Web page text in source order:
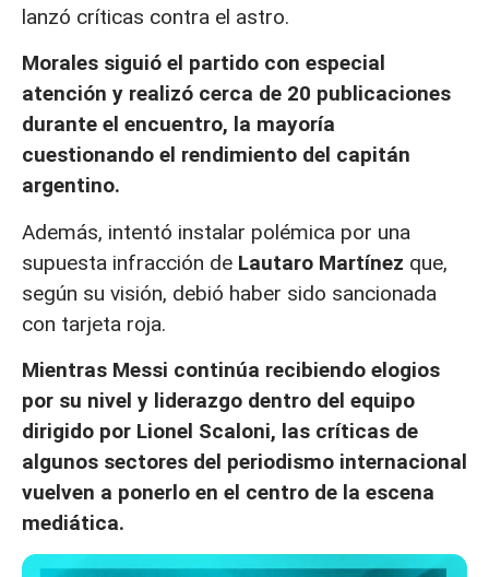
lanzó críticas contra el astro.
Morales siguió el partido con especial
atención y realizó cerca de 20 publicaciones
durante el encuentro, la mayoría
cuestionando el rendimiento del capitán
argentino.
Además, intentó instalar polémica por una
supuesta infracción de Lautaro Martínez que,
según su visión, debió haber sido sancionada
con tarjeta roja.
Mientras Messi continúa recibiendo elogios
por su nivel y liderazgo dentro del equipo
dirigido por Lionel Scaloni, las críticas de
algunos sectores del periodismo internacional
vuelven a ponerlo en el centro de la escena
mediática.